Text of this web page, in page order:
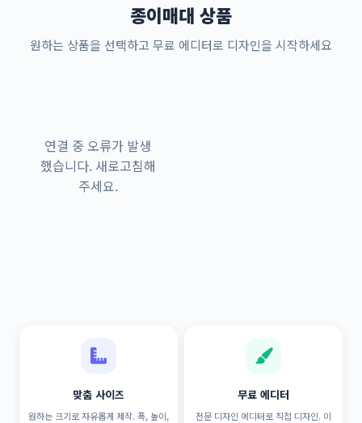
종이매대 상품
원하는 상품을 선택하고 무료 에디터로 디자인을 시작하세요
연결 중 오류가 발생
했습니다. 새로고침해
주세요.
맞춤 사이즈
원하는 크기로 자유롭게 제작. 폭, 높이,
무료 에디터
전문 디자인 에디터로 직접 디자인. 이